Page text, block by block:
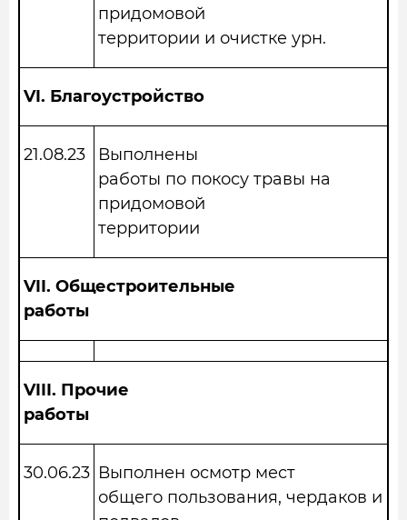
придомовой
территории и очистке урн.
VI. Благоустройство
21.08.23
Выполнены
работы по покосу травы на
придомовой
территории
VII. Общестроительные
работы
VIII. Прочие
работы
30.06.23 Выполнен осмотр мест
общего пользования, чердаков и